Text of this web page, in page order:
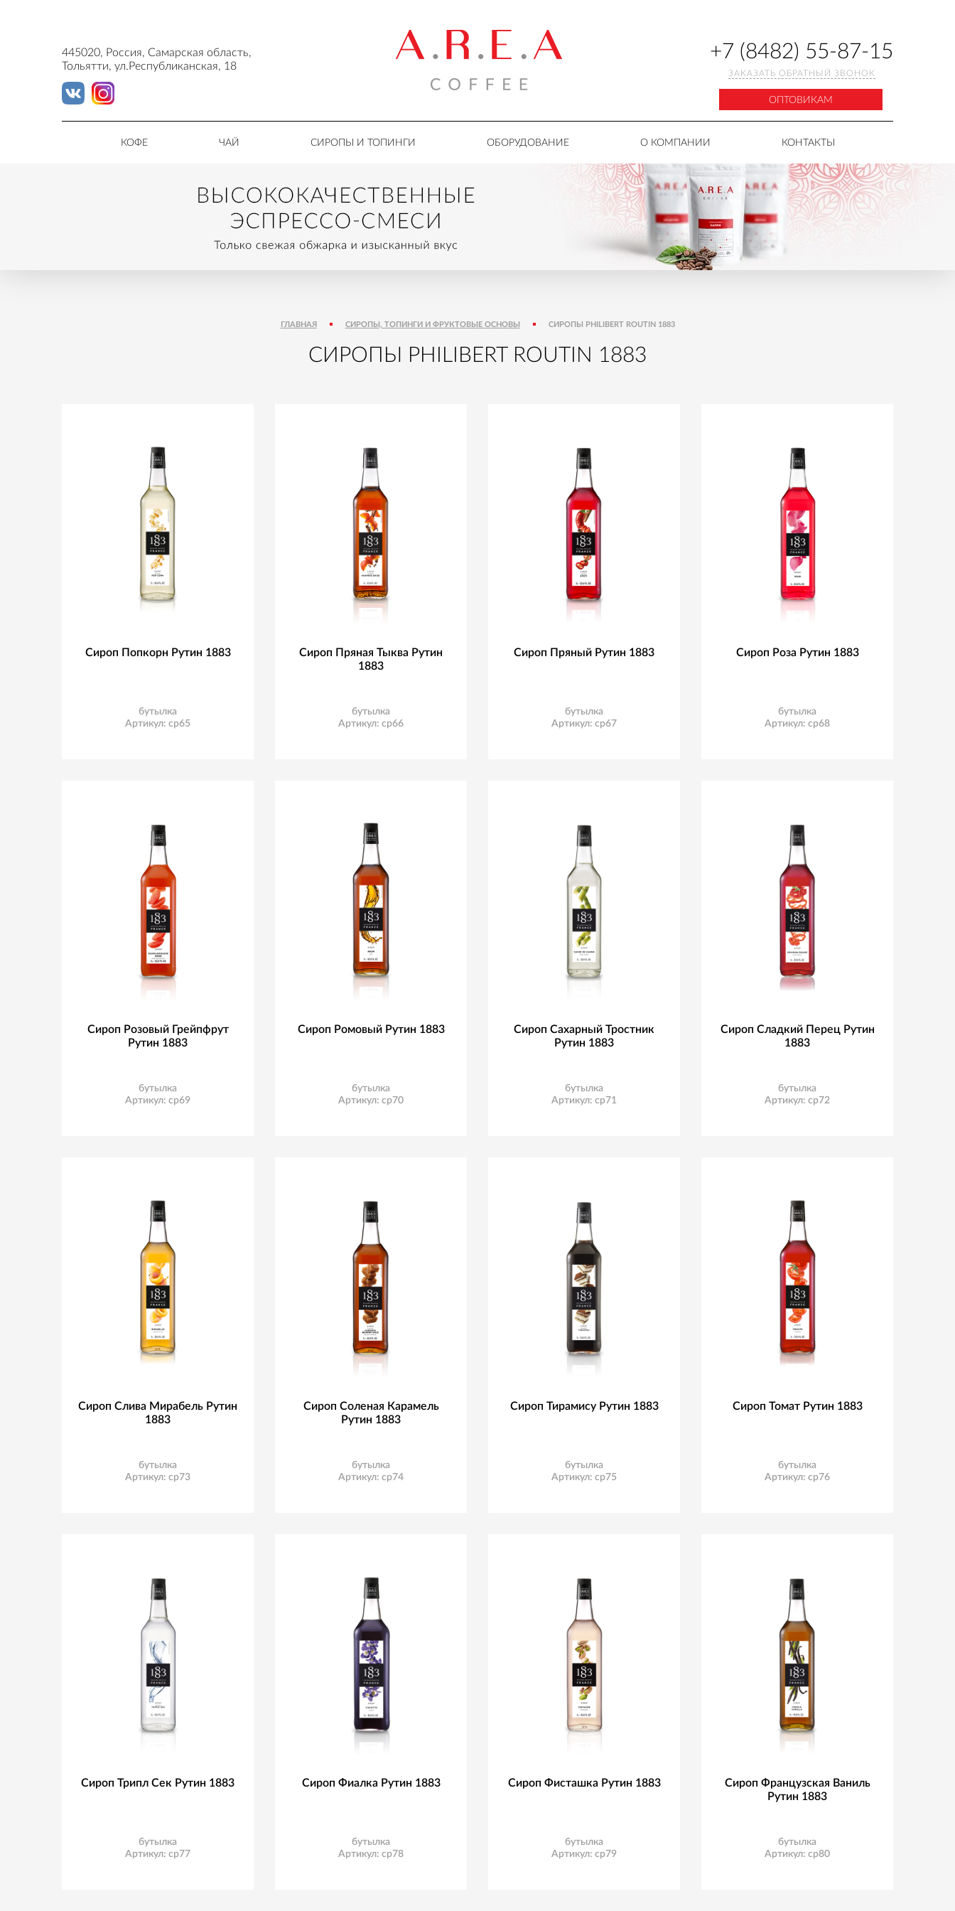
445020, Россия, Самарская область,
Тольятти, ул.Республиканская, 18
+7 (8482) 55-87-15
ЗАКАЗАТЬ ОБРАТНЫЙ ЗВОНОК
ОПТОВИКАМ
КОФЕ ЧАЙ СИРОПЫ И ТОПИНГИ ОБОРУДОВАНИЕ О КОМПАНИИ КОНТАКТЫ
ГЛАВНАЯ СИРОПЫ, ТОПИНГИ И ФРУКТОВЫЕ ОСНОВЫ СИРОПЫ PHILIBERT ROUTIN 1883
СИРОПЫ PHILIBERT ROUTIN 1883
Сироп Попкорн Рутин 1883
бутылка
Артикул: ср65
Сироп Пряная Тыква Рутин
1883
бутылка
Артикул: ср66
Сироп Пряный Рутин 1883
бутылка
Артикул: ср67
Сироп Роза Рутин 1883
бутылка
Артикул: ср68
Сироп Розовый Грейпфрут
Рутин 1883
бутылка
Артикул: ср69
Сироп Ромовый Рутин 1883
бутылка
Артикул: ср70
Сироп Сахарный Тростник
Рутин 1883
бутылка
Артикул: ср71
Сироп Сладкий Перец Рутин
1883
бутылка
Артикул: ср72
Сироп Слива Мирабель Рутин
1883
бутылка
Артикул: ср73
Сироп Соленая Карамель
Рутин 1883
бутылка
Артикул: ср74
Сироп Тирамису Рутин 1883
бутылка
Артикул: ср75
Сироп Томат Рутин 1883
бутылка
Артикул: ср76
Сироп Трипл Сек Рутин 1883
бутылка
Артикул: ср77
Сироп Фиалка Рутин 1883
бутылка
Артикул: ср78
Сироп Фисташка Рутин 1883
бутылка
Артикул: ср79
Сироп Французская Ваниль
Рутин 1883
бутылка
Артикул: ср80